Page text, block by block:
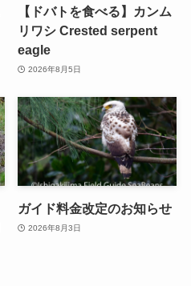
【ドバトを食べる】カンム
リワシ Crested serpent
eagle
2026年8月5日
ガイド料金改定のお知らせ
2026年8月3日